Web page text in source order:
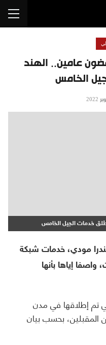
عامين.. الهند
الخامس
خدمات الجيل الخامس
مودي، خدمات شبكة
إياها بأنها
تم إطلاقها في مدن
المقبلين، بحسب بيان